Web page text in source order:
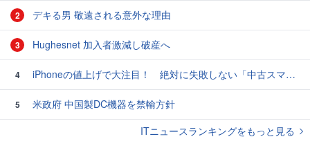
2 デキる男 敬遠される意外な理由
3 Hughesnet 加入者激減し破産へ
4 iPhoneの値上げで大注目！ 絶対に失敗しない「中古スマホ」の売り方＆買い方
5
米政府 中国製DC機器を禁輸方針
ITニュースランキングをもっと見る